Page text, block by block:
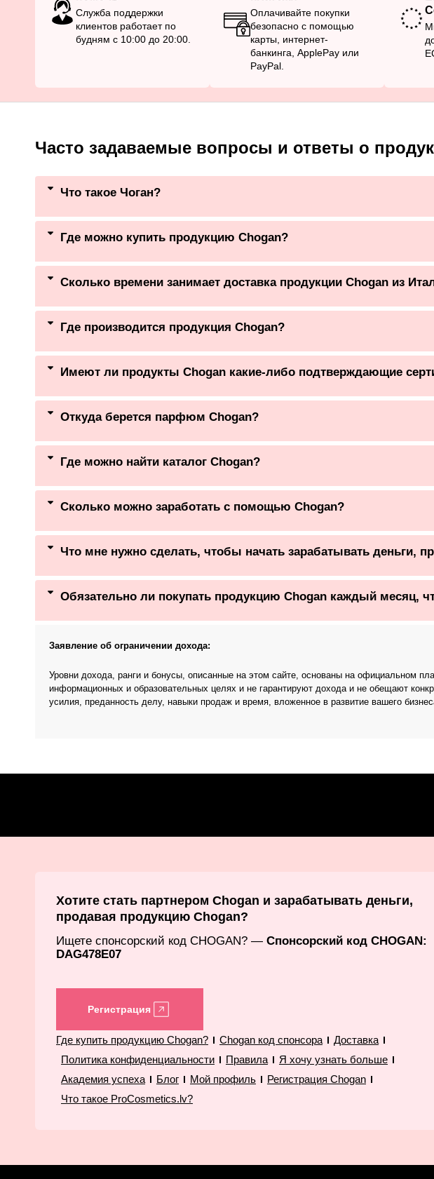
Служба поддержки
клиентов работает по
будням с 10:00 до 20:00.
Оплачивайте покупки
безопасно с помощью
карты, интернет-
банкинга, ApplePay или
PayPal.
Часто задаваемые вопросы и ответы о
Что такое Чоган?
Где можно купить продукцию Chogan?
Сколько времени занимает доставка продукции Chogan из
Где производится продукция Chogan?
Имеют ли продукты Chogan какие-либо подтверждающие
Откуда берется парфюм Chogan?
Где можно найти каталог Chogan?
Сколько можно заработать с помощью Chogan?
Что мне нужно сделать, чтобы начать зарабатывать деньги,
Обязательно ли покупать продукцию Chogan каждый месяц,
Заявление об ограничении дохода:
Уровни дохода, ранги и бонусы, описанные на этом сайте, основаны на официальном
информационных и образовательных целях и не гарантируют дохода и не обещают
усилия, преданность делу, навыки продаж и время, вложенное в развитие вашего
Хотите стать партнером Chogan и зарабатывать деньги,
продавая продукцию Chogan?
Ищете спонсорский код CHOGAN? — Спонсорский код CHOGAN:
DAG478E07
Регистрация
Где купить продукцию Chogan? Chogan код спонсора
Доставка
Политика конфиденциальности
Правила
Я хочу узнать больше
Академия успеха
Блог Мой профиль
Регистрация Chogan
Что такое ProCosmetics.lv?